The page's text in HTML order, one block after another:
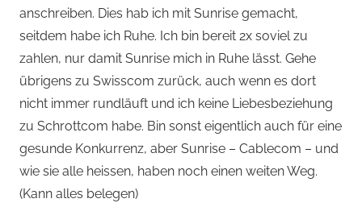
anschreiben. Dies hab ich mit Sunrise gemacht,
seitdem habe ich Ruhe. Ich bin bereit 2x soviel zu
zahlen, nur damit Sunrise mich in Ruhe lässt. Gehe
übrigens zu Swisscom zurück, auch wenn es dort
nicht immer rundläuft und ich keine Liebesbeziehung
zu Schrottcom habe. Bin sonst eigentlich auch für eine
gesunde Konkurrenz, aber Sunrise – Cablecom – und
wie sie alle heissen, haben noch einen weiten Weg.
(Kann alles belegen)